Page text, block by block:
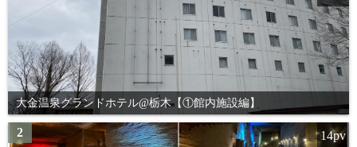
ジ
送
り大金温泉グランドホテル@栃木【①館内施設編】
2 14pv